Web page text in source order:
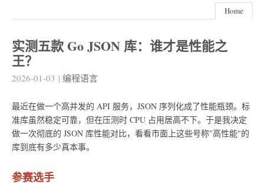
Home
实测五款 Go JSON 库：谁才是性能之
王？
2026-01-03 | 编程语言
最近在做一个高并发的 API 服务，JSON 序列化成了性能瓶颈。标
准库虽然稳定可靠，但在压测时 CPU 占用居高不下。于是我决定
做一次彻底的 JSON 库性能对比，看看市面上这些号称"高性能"的
库到底有多少真本事。
参赛选手